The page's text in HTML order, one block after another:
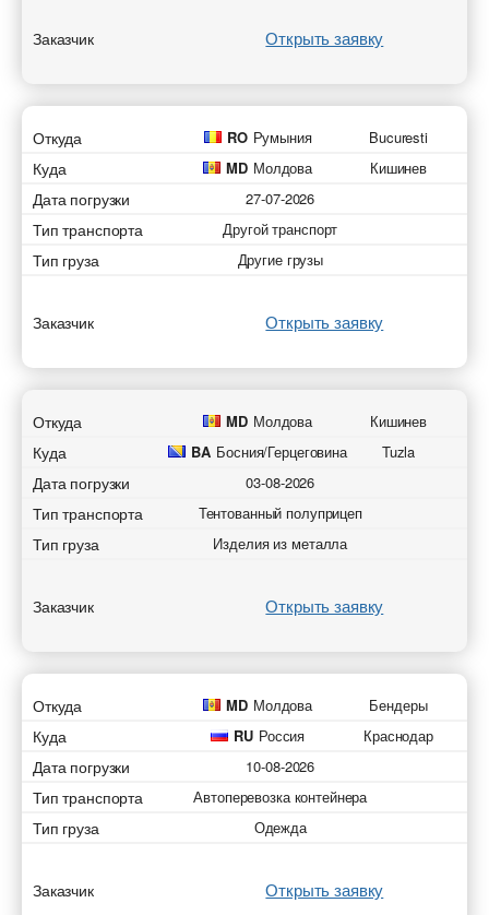
Заказчик Открыть заявку
Откуда RO Румыния Bucuresti
Куда MD Молдова Кишинев
Дата погрузки 27-07-2026
Тип транспорта Другой транспорт
Тип груза Другие грузы
Заказчик Открыть заявку
Откуда MD Молдова Кишинев
Куда BA Босния/Герцеговина Tuzla
Дата погрузки 03-08-2026
Тип транспорта Тентованный полуприцеп
Тип груза Изделия из металла
Заказчик Открыть заявку
Откуда MD Молдова Бендеры
Куда RU Россия Краснодар
Дата погрузки 10-08-2026
Тип транспорта Автоперевозка контейнера
Тип груза Одежда
Заказчик Открыть заявку